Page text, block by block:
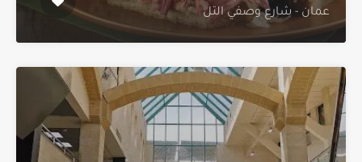
عمان - شارع وصفي التل